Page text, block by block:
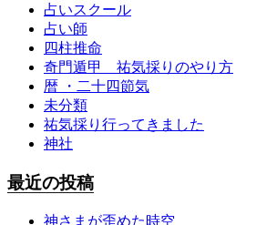
占いスクール
占い師
四柱推命
奇門遁甲 祐気採りのやり方
暦 ・二十四節気
未分類
祐気採り行ってきました
神社
最近の投稿
神さまが歪めた時空